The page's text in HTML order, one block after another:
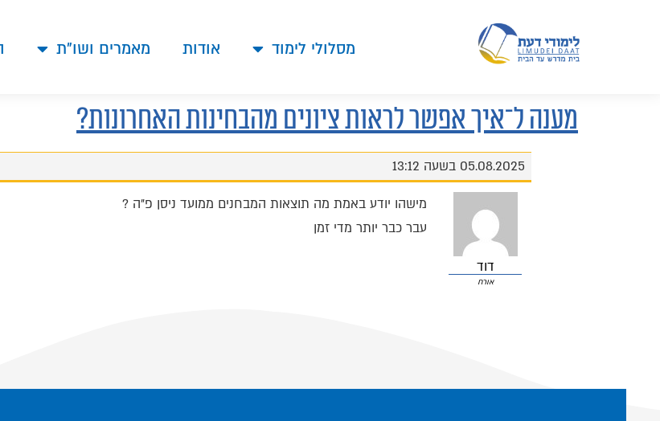
מסלולי לימוד אודות מאמרים ושו"ת
מענה ל־איך אפשר לראות ציונים מהבחינות האחרונות?
05.08.2025 בשעה 13:12
דוד
אורח
מישהו יודע באמת מה תוצאות המבחנים ממועד ניסן פ"ה ?
עבר כבר יותר מדי זמן